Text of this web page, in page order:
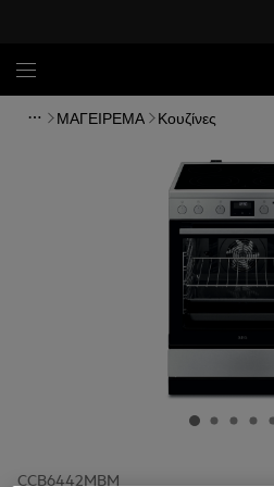
ΜΑΓΕΙΡΕΜΑ Κουζίνες
CCB6442MBM